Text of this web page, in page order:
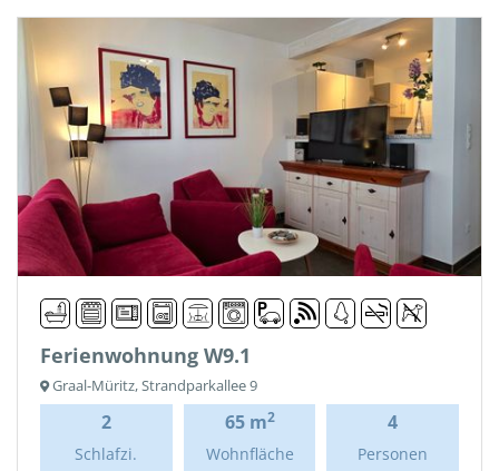
Ferienwohnung W9.1
Graal-Müritz, Strandparkallee 9
2
Schlafzi.
65 m2
Wohnfläche
4
Personen